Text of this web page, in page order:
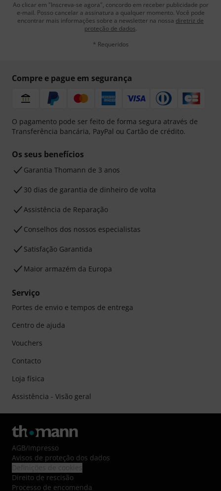
Ao clicar em "Inscreva-se agora", concordo em receber publicidade por
e-mail. Posso cancelar a assinatura a qualquer momento. Você pode
encontrar mais informações sobre a newsletter na nossa diretriz de
proteção de dados.
* Requeridos
Compre e pague em segurança
O pagamento pode ser feito de forma segura através de
Transferência bancária, PayPal ou Cartão de crédito.
Os seus benefícios
Garantia Thomann de 3 anos
30 dias de garantia de dinheiro de volta
Assistência de Reparação
Conselhos dos nossos especialistas
Satisfação Garantida
Maior armazém da Europa
Serviço
Portes de envio e tempos de entrega
Centro de ajuda
Vouchers
Contacto
Loja física
Assistência - Visão geral
AGB/Impresso
Avisos de proteção dos dados
Direito de rescisão
Processo de encomenda